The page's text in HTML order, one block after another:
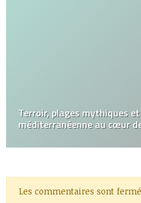
Terroir, plages mythiques
méditerranéenne au cœur
Les commentaires sont